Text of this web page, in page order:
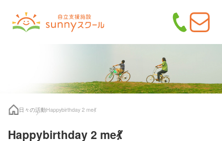
日々の活動Happybirthday 2 me💃
Happybirthday 2 me💃